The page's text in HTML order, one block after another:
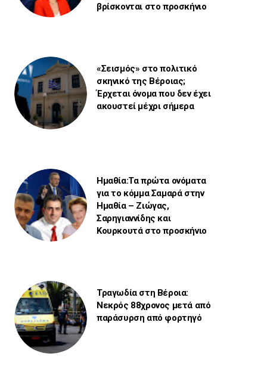
βρίσκονται στο προσκήνιο
«Σεισμός» στο πολιτικό
σκηνικό της Βέροιας;
Έρχεται όνομα που δεν έχει
ακουστεί μέχρι σήμερα
Ημαθία:Τα πρώτα ονόματα
για το κόμμα Σαμαρά στην
Ημαθία – Ζιώγας,
Σαρηγιαννίδης και
Κουρκουτά στο προσκήνιο
Τραγωδία στη Βέροια:
Νεκρός 88χρονος μετά από
παράσυρση από φορτηγό